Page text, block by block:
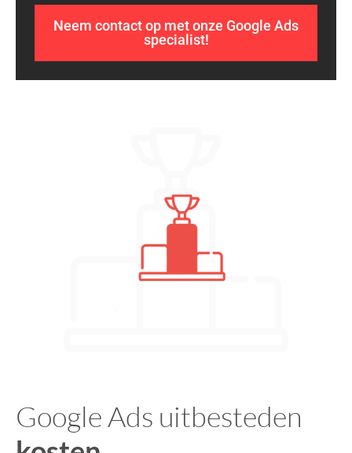
Neem contact op met onze Google Ads
specialist!
Google Ads uitbesteden